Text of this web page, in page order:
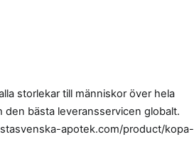
storlekar till människor över hela
den bästa leveransservicen globalt.
apotek.com/product/kopa-